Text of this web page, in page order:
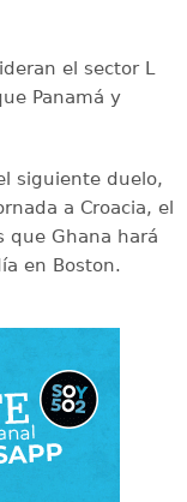
el sector L
Panamá y
siguiente duelo,
a Croacia, el
que Ghana hará
en Boston.